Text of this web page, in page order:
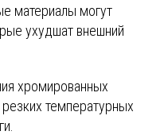
материалы могут
ухудшат внешний
хромированных
температурных